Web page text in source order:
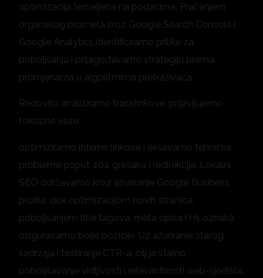
optimizacija temeljena na podacima. Praćenjem
organskog prometa kroz Google Search Console i
Google Analytics identificiramo prilike za
poboljšanja i prilagođavamo strategiju prema
promjenama u algoritmima pretraživača.
Redovito analiziramo backlinkove, prijavljujemo
toksične veze,
optimiziramo interne linkove i rješavamo tehničke
probleme poput 404 grešaka i redirekcija. Lokalni
SEO održavamo kroz ažuriranje Google Business
profila, dok optimizacijom novih stranica,
poboljšanjem title tagova, meta opisa i H1 oznaka
osiguravamo bolje pozicije. Uz ažuriranje starog
sadržaja i testiranje CTR-a, cilj je stalno
poboljšavanje vidljivosti i relevantnosti web-sjedišta.